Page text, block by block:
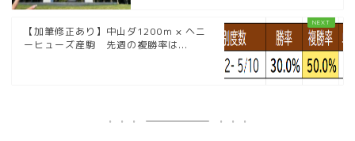
【加筆修正あり】中山ダ1200ｍ × ヘニ
ーヒューズ産駒 先週の複勝率は...